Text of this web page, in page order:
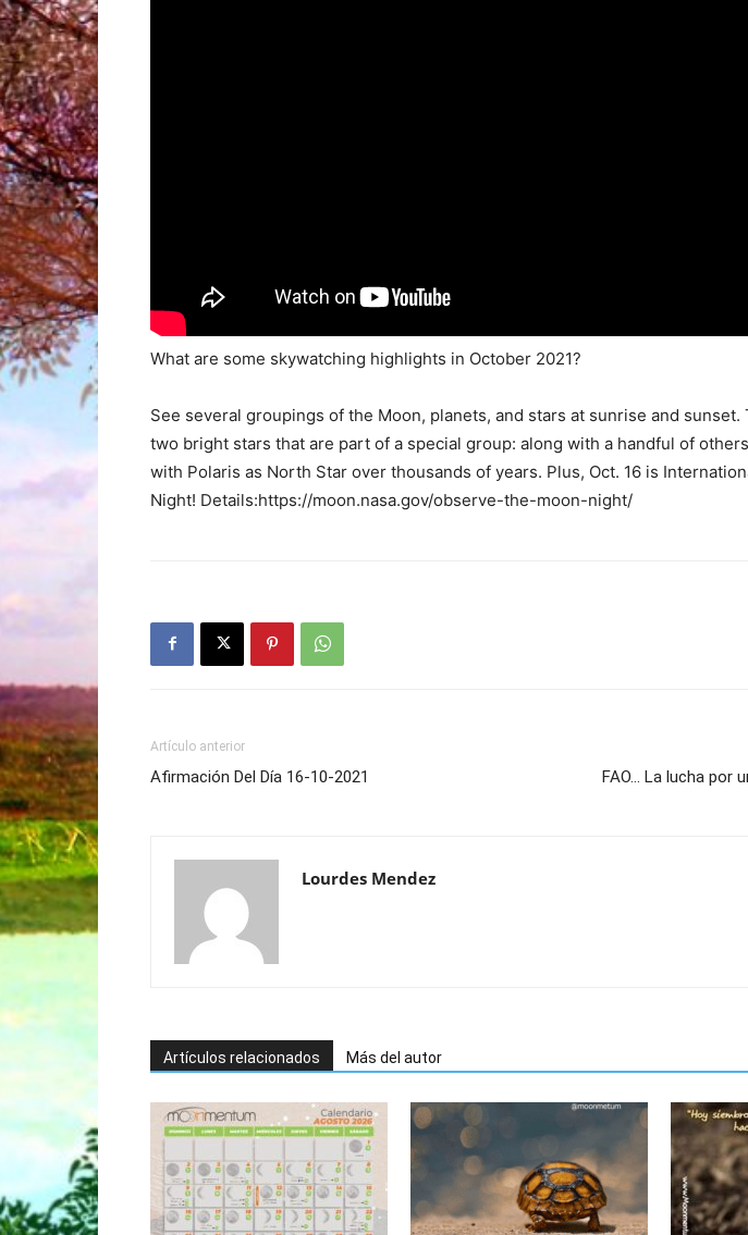
What are some skywatching highlights in October 2021?
See several groupings of the Moon, planets, and stars at sunrise and
two bright stars that are part of a special group: along with a handful of
with Polaris as North Star over thousands of years. Plus, Oct. 16 is
Night! Details:https://moon.nasa.gov/observe-the-moon-night/
Artículo anterior
Afirmación Del Día 16-10-2021 FAO… La lucha por
Lourdes Mendez
Artículos relacionados Más del autor